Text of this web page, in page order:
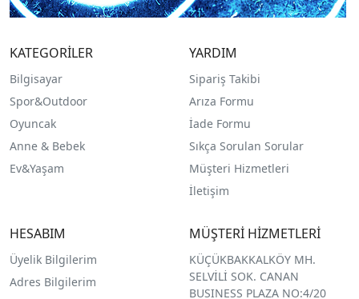
KATEGORİLER
Bilgisayar
Spor&Outdoor
Oyuncak
Anne & Bebek
Ev&Yaşam
YARDIM
Sipariş Takibi
Arıza Formu
İade Formu
Sıkça Sorulan Sorular
Müşteri Hizmetleri
İletişim
HESABIM
Üyelik Bilgilerim
Adres Bilgilerim
MÜŞTERİ HİZMETLERİ
KÜÇÜKBAKKALKÖY MH.
SELVİLİ SOK. CANAN
BUSINESS PLAZA NO:4/20